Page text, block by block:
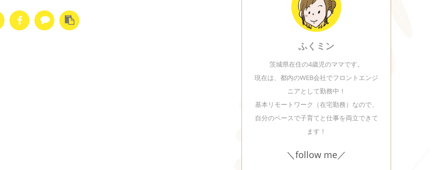
ふくミン
茨城県在住の4歳児のママです。
現在は、都内のWEB会社でフロントエンジ
ニアとして勤務中！
基本リモートワーク（在宅勤務）なので、
自分のペースで子育てと仕事を両立できて
ます！
＼follow me／